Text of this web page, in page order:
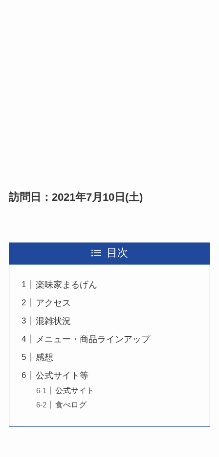
訪問日：2021年7月10日(土)
目次
楽味家まるげん
アクセス
混雑状況
メニュー・商品ラインアップ
感想
公式サイト等
公式サイト
食べログ